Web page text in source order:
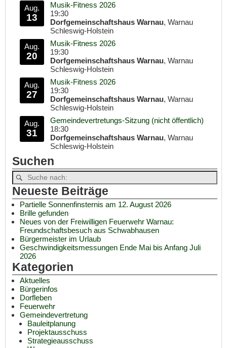
Aug.
13
Musik-Fitness 2026
19:30
Dorfgemeinschaftshaus Warnau, Warnau
Schleswig-Holstein
Aug.
20
Musik-Fitness 2026
19:30
Dorfgemeinschaftshaus Warnau, Warnau
Schleswig-Holstein
Aug.
27
Musik-Fitness 2026
19:30
Dorfgemeinschaftshaus Warnau, Warnau
Schleswig-Holstein
Aug.
31
Gemeindevertretungs-Sitzung (nicht öffentlich)
18:30
Dorfgemeinschaftshaus Warnau, Warnau
Schleswig-Holstein
Suchen
Neueste Beiträge
Partielle Sonnenfinsternis am 12. August 2026
Brille gefunden
Neues von der Freiwilligen Feuerwehr Warnau:
Freundschaftsbesuch aus Schwabhausen
Bürgermeister im Urlaub
Geschwindigkeitsmessungen Ende Mai bis Anfang Juli
2026
Kategorien
Aktuelles
Bürgerinfos
Dorfleben
Feuerwehr
Gemeindevertretung
Bauleitplanung
Projektausschuss
Strategieausschuss